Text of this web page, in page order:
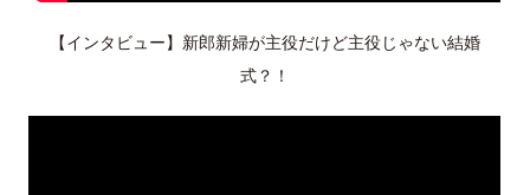
【インタビュー】新郎新婦が主役だけど主役じゃない結婚
式？！